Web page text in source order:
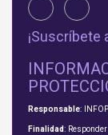
¡Suscríbete
Responsable:
Finalidad: